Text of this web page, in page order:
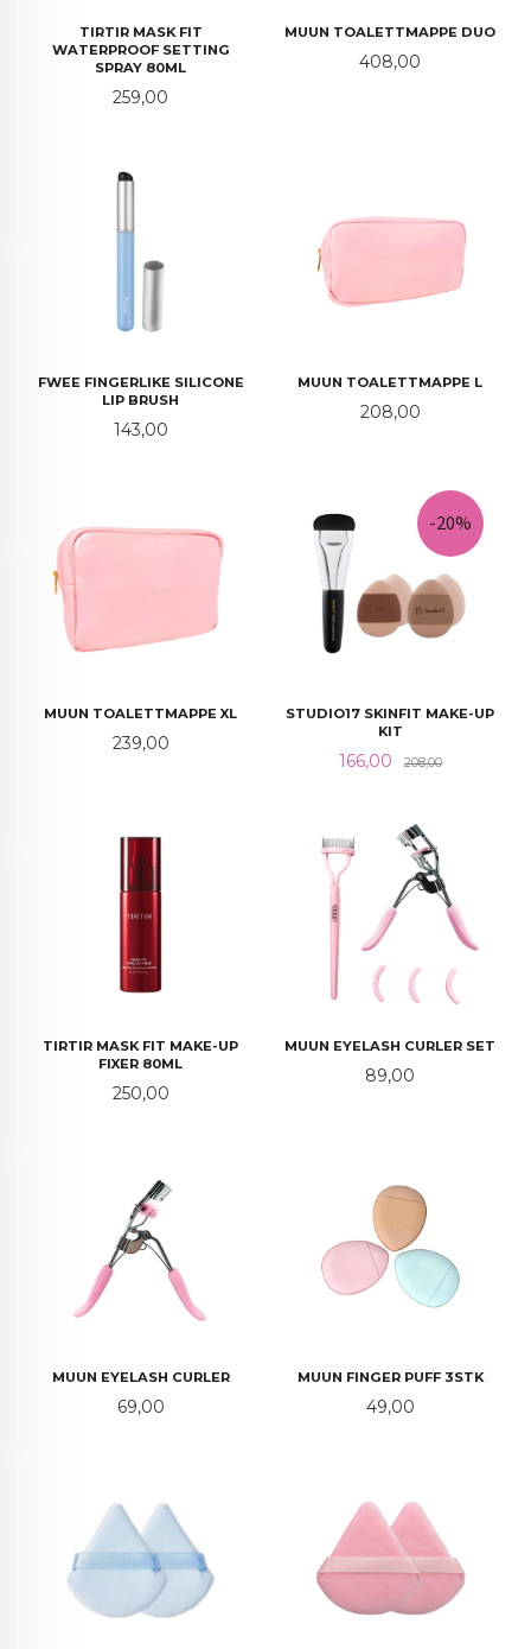
TIRTIR MASK FIT
WATERPROOF SETTING
SPRAY 80ML
Pris
259,00
MUUN TOALETTMAPPE DUO
Pris
408,00
FWEE FINGERLIKE SILICONE
LIP BRUSH
Pris
143,00
MUUN TOALETTMAPPE L
Pris
208,00
MUUN TOALETTMAPPE XL
Pris
239,00
STUDIO17 SKINFIT MAKE-UP
KIT
Tilbud
166,00 208,00Rabatt
-20%
TIRTIR MASK FIT MAKE-UP
FIXER 80ML
Pris
250,00
MUUN EYELASH CURLER SET
Pris
89,00
MUUN EYELASH CURLER
Pris
69,00
MUUN FINGER PUFF 3STK
Pris
49,00